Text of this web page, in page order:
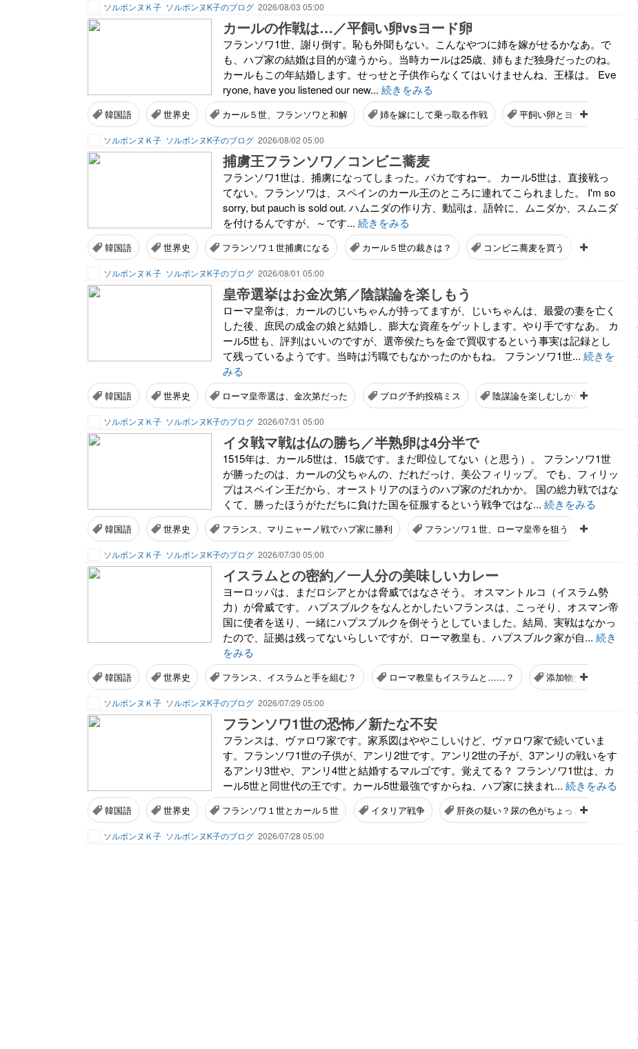
ソルボンヌＫ子 ソルボンヌK子のブログ 2026/08/03 05:00
カールの作戦は…／平飼い卵vsヨード卵
フランソワ1世、謝り倒す。恥も外聞もない。こんなやつに姉を嫁がせるかなあ。で
も、ハプ家の結婚は目的が違うから。当時カールは25歳、姉もまだ独身だったのね。
カールもこの年結婚します。せっせと子供作らなくてはいけませんね、王様は。 Eve
ryone, have you listened our new... 続きをみる
韓国語 世界史 カール５世、フランソワと和解 姉を嫁にして乗っ取る作戦 平飼い卵とヨード卵を比べる
ソルボンヌＫ子 ソルボンヌK子のブログ 2026/08/02 05:00
捕虜王フランソワ／コンビニ蕎麦
フランソワ1世は、捕虜になってしまった。バカですねー。 カール5世は、直接戦っ
てない。フランソワは、スペインのカール王のところに連れてこられました。 I'm so
sorry, but pauch is sold out. ハムニダの作り方、動詞は、語幹に、ムニダか、スムニダ
を付けるんですが、～です... 続きをみる
韓国語 世界史 フランソワ１世捕虜になる カール５世の裁きは？ コンビニ蕎麦を買う
ソルボンヌＫ子 ソルボンヌK子のブログ 2026/08/01 05:00
皇帝選挙はお金次第／陰謀論を楽しもう
ローマ皇帝は、カールのじいちゃんが持ってますが、じいちゃんは、最愛の妻を亡く
した後、庶民の成金の娘と結婚し、膨大な資産をゲットします。やり手ですなあ。 カ
ール5世も、評判はいいのですが、選帝侯たちを金で買収するという事実は記録とし
て残っているようです。当時は汚職でもなかったのかもね。 フランソワ1世... 続きを
みる
韓国語 世界史 ローマ皇帝選は、金次第だった ブログ予約投稿ミス 陰謀論を楽しむしかない
ソルボンヌＫ子 ソルボンヌK子のブログ 2026/07/31 05:00
イタ戦マ戦は仏の勝ち／半熟卵は4分半で
1515年は、カール5世は、15歳です。まだ即位してない（と思う）。 フランソワ1世
が勝ったのは、カールの父ちゃんの、だれだっけ、美公フィリップ。 でも、フィリッ
プはスペイン王だから、オーストリアのほうのハプ家のだれかか。 国の総力戦ではな
くて、勝ったほうがただちに負けた国を征服するという戦争ではな... 続きをみる
韓国語 世界史 フランス、マリニャーノ戦でハプ家に勝利 フランソワ１世、ローマ皇帝を狙う 半熟卵
ソルボンヌＫ子 ソルボンヌK子のブログ 2026/07/30 05:00
イスラムとの密約／一人分の美味しいカレー
ヨーロッパは、まだロシアとかは脅威ではなさそう。 オスマントルコ（イスラム勢
力）が脅威です。 ハプスブルクをなんとかしたいフランスは、こっそり、オスマン帝
国に使者を送り、一緒にハプスブルクを倒そうとしていました。結局、実戦はなかっ
たので、証拠は残ってないらしいですが、ローマ教皇も、ハプスブルク家が自... 続き
をみる
韓国語 世界史 フランス、イスラムと手を組む？ ローマ教皇もイスラムと……？ 添加物少ないカレー粉
ソルボンヌＫ子 ソルボンヌK子のブログ 2026/07/29 05:00
フランソワ1世の恐怖／新たな不安
フランスは、ヴァロワ家です。家系図はややこしいけど、ヴァロワ家で続いていま
す。フランソワ1世の子供が、アンリ2世です。アンリ2世の子が、3アンリの戦いをす
るアンリ3世や、アンリ4世と結婚するマルゴです。覚えてる？ フランソワ1世は、カ
ール5世と同世代の王です。カール5世最強ですからね、ハプ家に挟まれ... 続きをみる
韓国語 世界史 フランソワ１世とカール５世 イタリア戦争 肝炎の疑い？尿の色がちょっと濃い
ソルボンヌＫ子 ソルボンヌK子のブログ 2026/07/28 05:00